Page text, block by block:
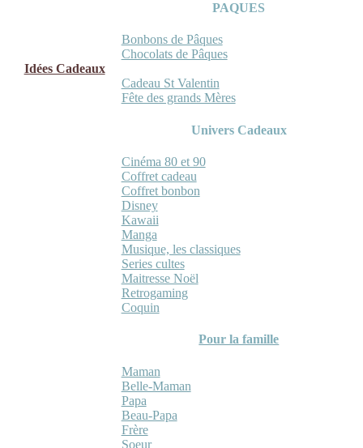
PAQUES
Bonbons de Pâques
Chocolats de Pâques
Idées Cadeaux
Cadeau St Valentin
Fête des grands Mères
Univers Cadeaux
Cinéma 80 et 90
Coffret cadeau
Coffret bonbon
Disney
Kawaii
Manga
Musique, les classiques
Series cultes
Maitresse Noël
Retrogaming
Coquin
Pour la famille
Maman
Belle-Maman
Papa
Beau-Papa
Frère
Soeur